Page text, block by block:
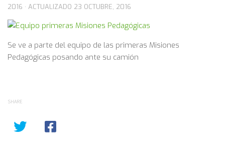
2016 · ACTUALIZADO 23 OCTUBRE, 2016
Se ve a parte del equipo de las primeras Misiones
Pedagógicas posando ante su camión
SHARE